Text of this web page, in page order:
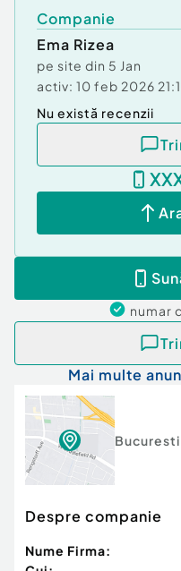
Comision standard
Confort: 1
Tip imobil:Bloc de
Număr Băi:
Posibilitate parcare:
Nr. locuri parcare:1
Companie
Ema Rizea
pe site din 5 Jan
activ: 10 feb 2026
Nu există recenzii
numar
Mai multe
Bucuresti
Despre companie
Nume Firma: